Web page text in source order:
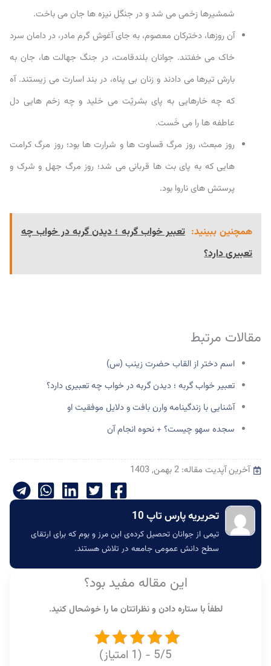
شمشیرها زخمی می شد و در جنگل نیزه ها جان می باخت.
آن روزها، دخترکان معصوم، به جای آغوش گرم مادر، در دامان سرد
خاک می خفتند. جوانان بلندقامت، در جنگ جهالت ها، جان به
بارش تیرها می دادند و زنان بی پناه، در بند اسارت می زیستند. آه
که چه خارهایی به پای بشریّت می خلید و چه زخم هایی دل
عاطفه ها را می خَست.
روز مبعث، روز مرگ قساوت ها و شرارت ها بود؛ روز مرگ کرامت
هایی که به پای بت ها قربانی می شد؛ روز مرگ جهل و شرک و
پرستش های ناروا بود.
همچنین ببینید: تعبیر خواب گربه ؛ دیدن گربه در خواب چه
تعبیری دارد؟
مقالات مرتبط
اسم دختر از القاب حضرت زینب (س)
تعبیر خواب گربه ؛ دیدن گربه در خواب چه تعبیری دارد؟
آشنایی با زندگینامه وارن بافت و دلایل موفقیت او
سجده سهو چیست؟ + نحوه انجام آن
آخرین آپدیت مقاله: 2 بهمن, 1403
تحریریه پارس تاپ 10
تیمی از جوانان تحصیل کرده‌‌ی این مرز و بوم که برای ارتقای
سطح دانش عمومی جامعه در تلاش هستند.
این مقاله مفید بود؟
لطفاً با ستاره دادن و نظراتتان ما را خوشحال کنید.
5/5 - (1 امتیاز)